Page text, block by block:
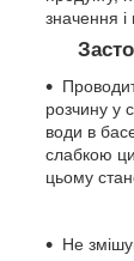
значення і
розчину у
води в
слабкою
цьому
Не